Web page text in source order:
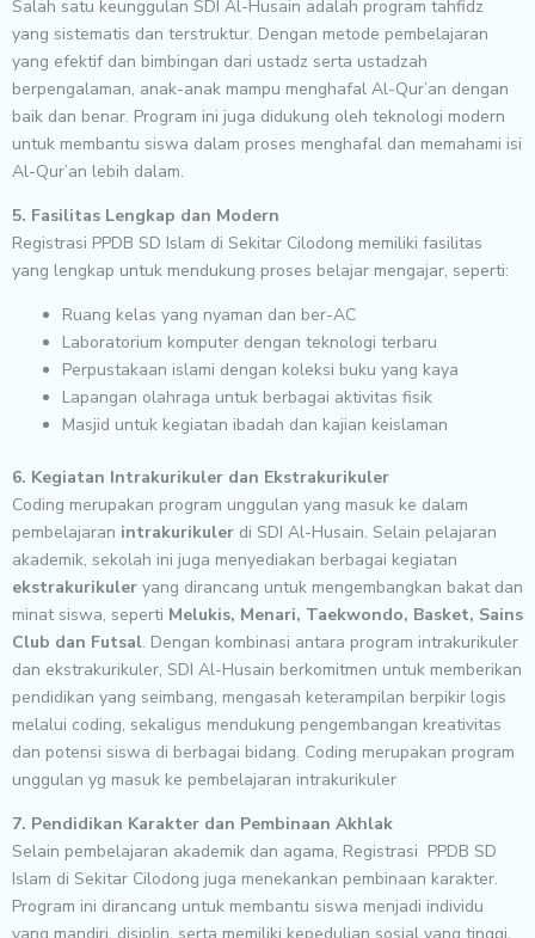
Salah satu keunggulan SDI Al-Husain adalah program tahfidz
yang sistematis dan terstruktur. Dengan metode pembelajaran
yang efektif dan bimbingan dari ustadz serta ustadzah
berpengalaman, anak-anak mampu menghafal Al-Qur’an dengan
baik dan benar. Program ini juga didukung oleh teknologi modern
untuk membantu siswa dalam proses menghafal dan memahami isi
Al-Qur’an lebih dalam.
5. Fasilitas Lengkap dan Modern
Registrasi PPDB SD Islam di Sekitar Cilodong memiliki fasilitas
yang lengkap untuk mendukung proses belajar mengajar, seperti:
Ruang kelas yang nyaman dan ber-AC
Laboratorium komputer dengan teknologi terbaru
Perpustakaan islami dengan koleksi buku yang kaya
Lapangan olahraga untuk berbagai aktivitas fisik
Masjid untuk kegiatan ibadah dan kajian keislaman
6. Kegiatan Intrakurikuler dan Ekstrakurikuler
Coding merupakan program unggulan yang masuk ke dalam
pembelajaran intrakurikuler di SDI Al-Husain. Selain pelajaran
akademik, sekolah ini juga menyediakan berbagai kegiatan
ekstrakurikuler yang dirancang untuk mengembangkan bakat dan
minat siswa, seperti Melukis, Menari, Taekwondo, Basket, Sains
Club dan Futsal. Dengan kombinasi antara program intrakurikuler
dan ekstrakurikuler, SDI Al-Husain berkomitmen untuk memberikan
pendidikan yang seimbang, mengasah keterampilan berpikir logis
melalui coding, sekaligus mendukung pengembangan kreativitas
dan potensi siswa di berbagai bidang. Coding merupakan program
unggulan yg masuk ke pembelajaran intrakurikuler
7. Pendidikan Karakter dan Pembinaan Akhlak
Selain pembelajaran akademik dan agama, Registrasi PPDB SD
Islam di Sekitar Cilodong juga menekankan pembinaan karakter.
Program ini dirancang untuk membantu siswa menjadi individu